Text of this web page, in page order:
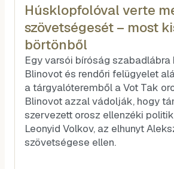
Húsklopfolóval verte
szövetségesét – most
börtönből
Egy varsói bíróság
Blinovot és rendőri felügyelet
a tárgyalóteremből a Vot Tak
Blinovot azzal vádolják, hogy
szervezett orosz ellenzéki
Leonyid Volkov, az elhunyt
szövetségese ellen.